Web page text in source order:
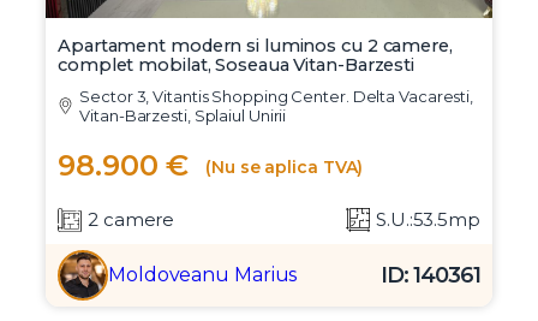
Apartament modern si luminos cu 2 camere,
complet mobilat, Soseaua Vitan-Barzesti
Sector 3, Vitantis Shopping Center. Delta Vacaresti,
Vitan-Barzesti, Splaiul Unirii
98.900 € (Nu se aplica TVA)
2 camere S.U.:53.5mp
Moldoveanu Marius ID: 140361